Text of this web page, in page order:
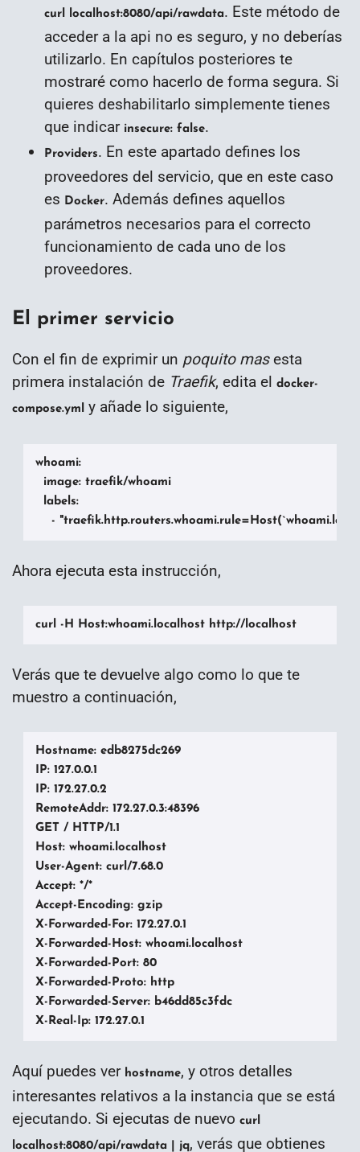
curl localhost:8080/api/rawdata. Este método de
acceder a la api no es seguro, y no deberías
utilizarlo. En capítulos posteriores te
mostraré como hacerlo de forma segura. Si
quieres deshabilitarlo simplemente tienes
que indicar insecure: false.
Providers. En este apartado defines los
proveedores del servicio, que en este caso
es Docker. Además defines aquellos
parámetros necesarios para el correcto
funcionamiento de cada uno de los
proveedores.
El primer servicio
Con el fin de exprimir un poquito masesta
primera instalación de Traefik, edita el docker-
compose.yml y añade lo siguiente,
whoami:
  image: traefik/whoami
  labels:
-
Ahora ejecuta esta instrucción,
curl -H Host:whoami.localhost http://localhost
Verás que te devuelve algo como lo que te
muestro a continuación,
Hostname: edb8275dc269
IP: 127.0.0.1
IP: 172.27.0.2
RemoteAddr: 172.27.0.3:48396
GET / HTTP/1.1
Host: whoami.localhost
User-Agent: curl/7.68.0
Accept: */*
Accept-Encoding: gzip
X-Forwarded-For: 172.27.0.1
X-Forwarded-Host: whoami.localhost
X-Forwarded-Port: 80
X-Forwarded-Proto: http
X-Forwarded-Server: b46dd85c3fdc
X-Real-Ip: 172.27.0.1
Aquí puedes ver hostname, y otros detalles
interesantes relativos a la instancia que se está
ejecutando. Si ejecutas de nuevo curl
localhost:8080/api/rawdata | jq, verás que obtienes